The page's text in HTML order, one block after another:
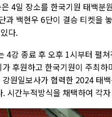
4일 장소를 한국기원 태백
과 백현우 6단이 결승 티켓을
다.
4강 종료 후 오후 1시부터 펼쳐
후원하고 한국기원이 주최
원일보사가 협력한 2024 태
시간누적방식을 채택하여 각